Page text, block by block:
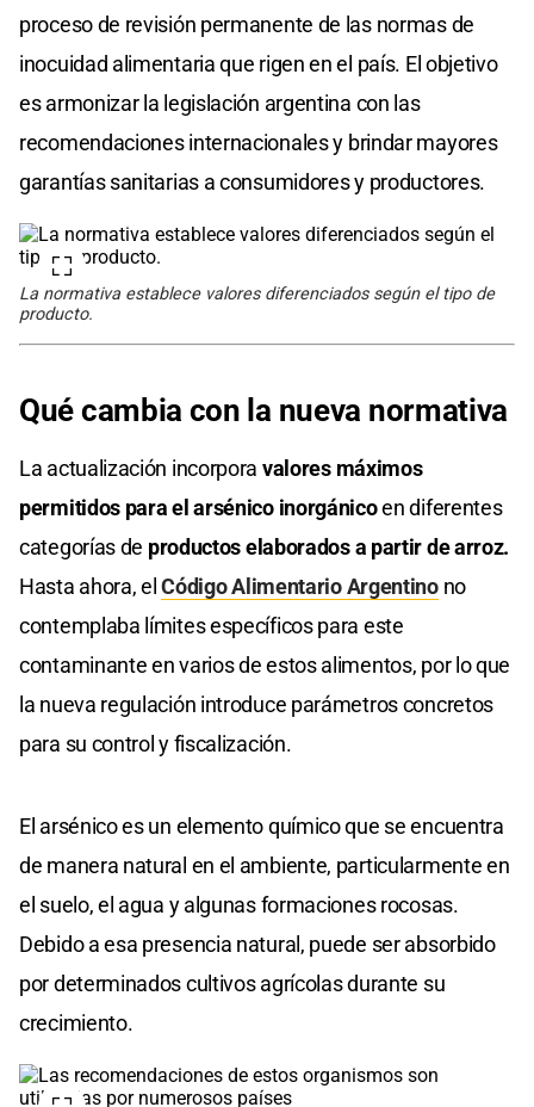
proceso de revisión permanente de las normas de
inocuidad alimentaria que rigen en el país. El objetivo
es armonizar la legislación argentina con las
recomendaciones internacionales y brindar mayores
garantías sanitarias a consumidores y productores.
La normativa establece valores diferenciados según el tipo de
producto.
Qué cambia con la nueva normativa
La actualización incorpora valores máximos
permitidos para el arsénico inorgánicoen diferentes
categorías de productos elaborados a partir de arroz.
Hasta ahora, elCódigo Alimentario Argentinono
contemplaba límites específicos para este
contaminante en varios de estos alimentos, por lo que
la nueva regulación introduce parámetros concretos
para su control y fiscalización.
El arsénico es un elemento químico que se encuentra
de manera natural en el ambiente, particularmente en
el suelo, el agua y algunas formaciones rocosas.
Debido a esa presencia natural, puede ser absorbido
por determinados cultivos agrícolas durante su
crecimiento.